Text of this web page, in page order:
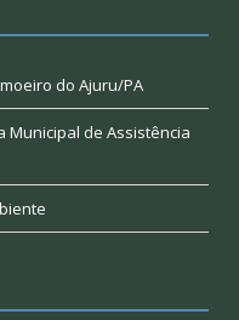
do Ajuru/PA
Municipal de Assistência